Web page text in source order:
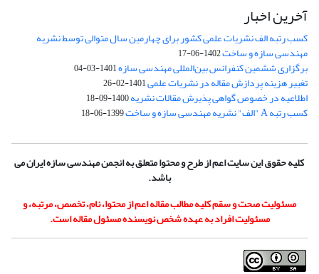
آخرین اخبار
کسب رتبه الف نشریات علمی کشور برای چهارمین سال متوالی توسط نشریه
مهندسی سازه و ساخت1402-06-17
برگزاری ششمین کنفرانس بین‌المللی مهندسی سازه1401-03-04
تغییر هزینه پردازش مقاله در نشریات علمی1401-02-26
اطلاعیه در خصوص گواهی پذیرش مقالات نشریه1400-09-18
کسب رتبه A "الف" نشریه مهندسی سازه و ساخت 1399-06-18
کلیه حقوق این سایت اعم از طرح و محتوا متعلق به انجمن مهندسی سازه ایران می
باشد.
مسئولیت صحت و سقم کلیه مطالب مقاله اعم از محتوا، نام، تخصص، مرتبه، و
مسئولیت افراد به عهده شخص نویسنده مسئول مقاله است.